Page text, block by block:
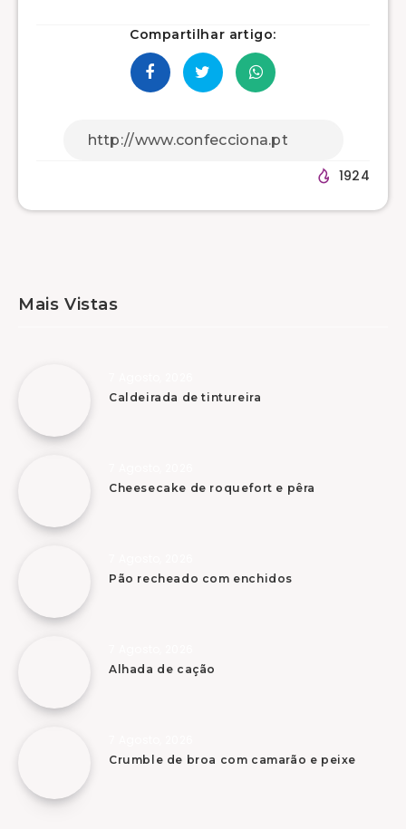
Compartilhar artigo:
1924
Mais Vistas
Caldeirada de tintureira
Cheesecake de roquefort e pêra
Pão recheado com enchidos
Alhada de cação
Crumble de broa com camarão e peixe